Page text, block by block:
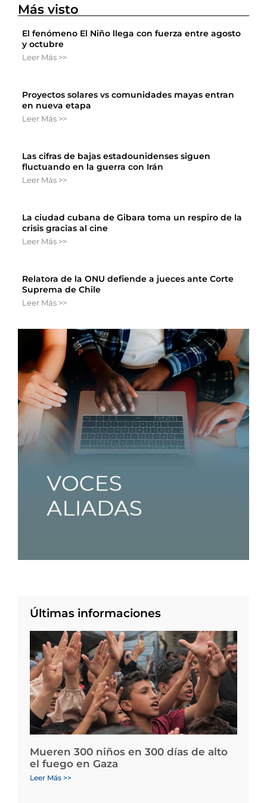
Más visto
El fenómeno El Niño llega con fuerza entre agosto
y octubre
Leer Más >>
Proyectos solares vs comunidades mayas entran
en nueva etapa
Leer Más >>
Las cifras de bajas estadounidenses siguen
fluctuando en la guerra con Irán
Leer Más >>
La ciudad cubana de Gibara toma un respiro de la
crisis gracias al cine
Leer Más >>
Relatora de la ONU defiende a jueces ante Corte
Suprema de Chile
Leer Más >>
Últimas informaciones
Mueren 300 niños en 300 días de alto
el fuego en Gaza
Leer Más >>